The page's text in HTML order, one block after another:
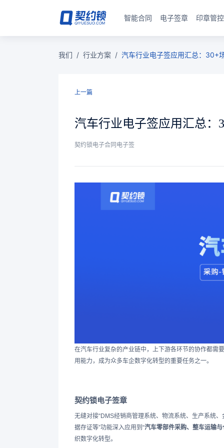
智能合同 电子签章 印章管控
我们 / 行业方案 / 汽车行业电子签应用汇总：30+
上一篇
汽车行业电子签应用汇总：
契约锁电子合同电子签
在汽车行业复杂的产业链中，上下游各环节的协作都需
用能力，成为众多车企数字化转型的重要任务之一。
契约锁电子签章
无缝对接“DMS经销商管理系统、物流系统、生产系统
据存证等”功能深入应用到“汽车零部件采购、整车运输
织数字化转型。